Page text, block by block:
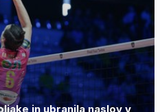
in ubranila naslov v